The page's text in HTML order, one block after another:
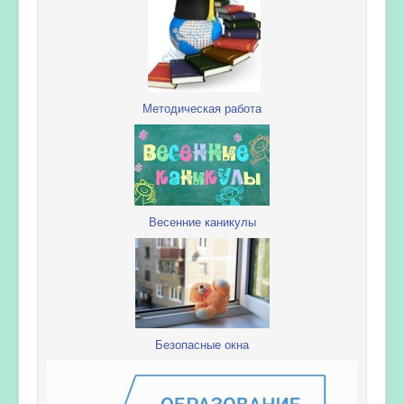
Методическая работа
Весенние каникулы
Безопасные окна